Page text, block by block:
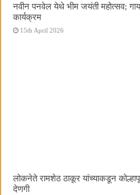
नवीन पनवेल येथे भीम जयंती महोत्सव;
कार्यक्रम
15th April 2026
लोकनेते रामशेठ ठाकूर यांच्याकडून
देणगी